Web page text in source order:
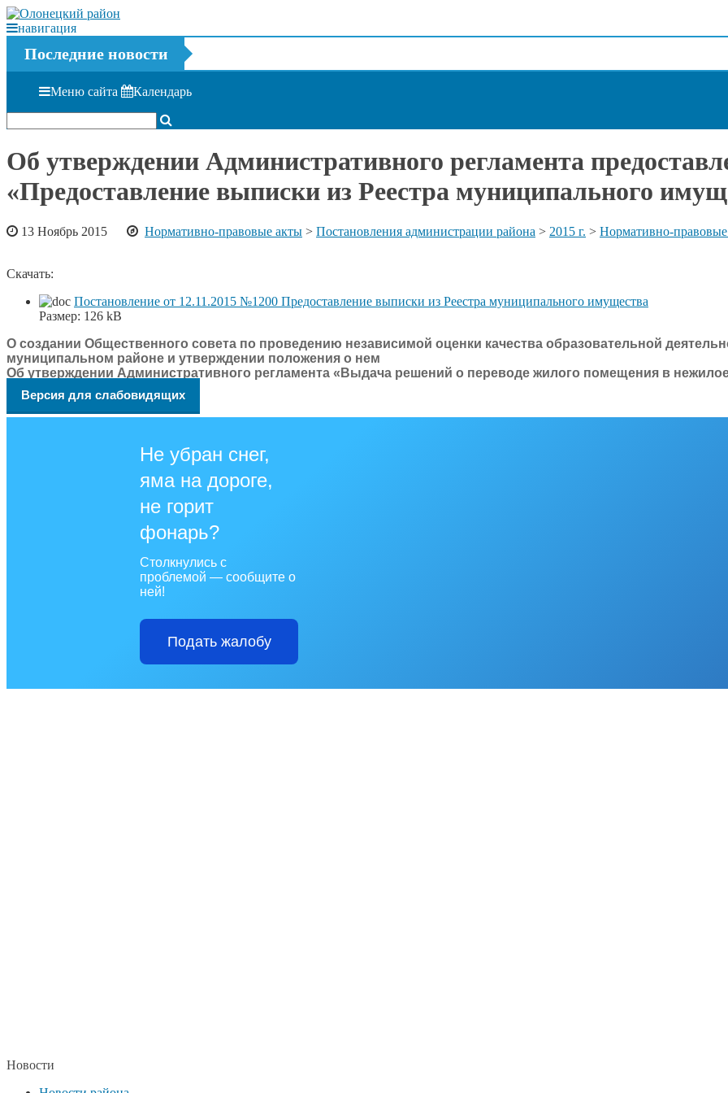
навигация
Последние новости
Меню сайта Календарь
Об утверждении Административного регламента
«Предоставление выписки из Реестра муниципального
13 Ноябрь 2015 Нормативно-правовые акты > Постановления администрации района > 2015 г. > Нормативно-
Скачать:
Постановление от 12.11.2015 №1200 Предоставление выписки из Реестра муниципального имущества
Размер: 126 kB
О создании Общественного совета по проведению независимой оценки качества образовательной
муниципальном районе и утверждении положения о нем
Об утверждении Административного регламента «Выдача решений о переводе жилого помещения в
Версия для слабовидящих
Не убран снег,
яма на дороге,
не горит
фонарь?
Столкнулись с
проблемой — сообщите о
ней!
Подать жалобу
Новости